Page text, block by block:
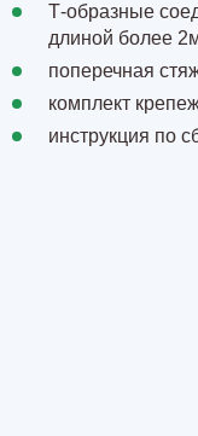
Т-образные
длиной более
поперечная
комплект
инструкция по